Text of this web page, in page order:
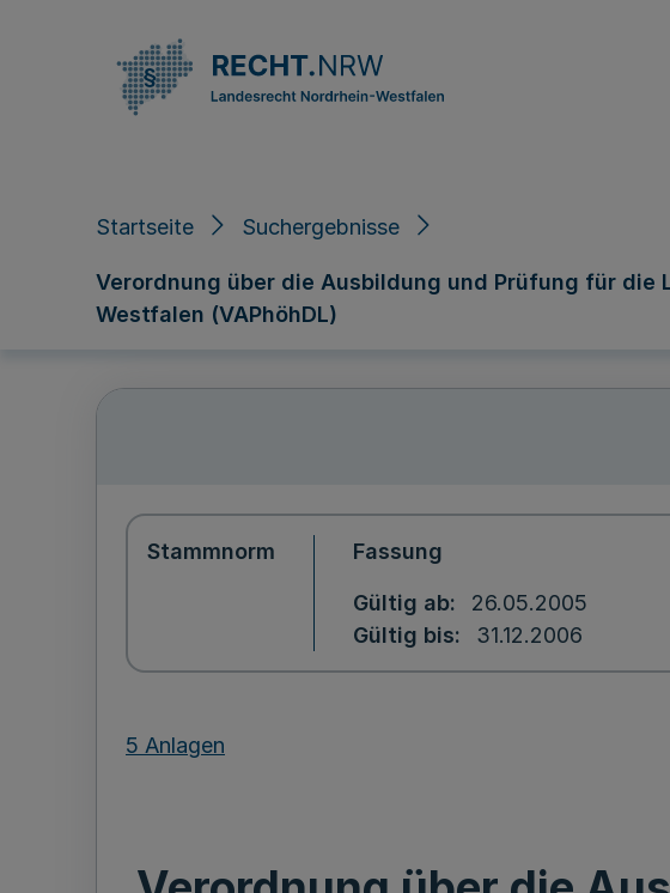
Startseite Suchergebnisse
Verordnung über die Ausbildung und Prüfung für
Westfalen (VAPhöhDL)
Stammnorm Fassung
Gültig ab
26.05.2005
Gültig bis
31.12.2006
5 Anlagen